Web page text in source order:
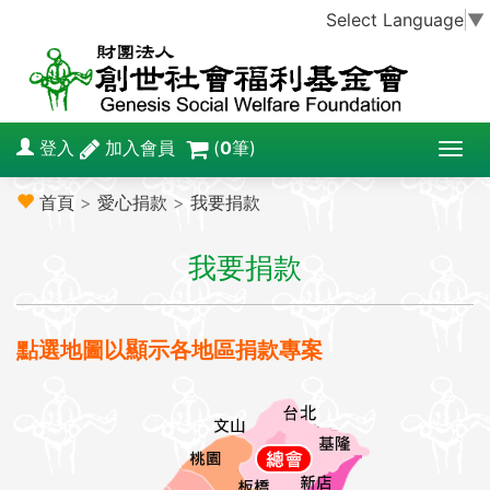
Select Language ▼
T
o
登入 加入會員 (0筆)
首頁 > 愛心捐款 > 我要捐款
我要捐款
點選地圖以顯示各地區捐款專案